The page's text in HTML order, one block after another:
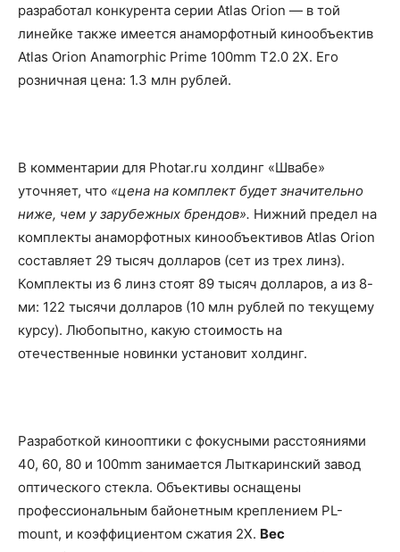
разработал конкурента серии Atlas Orion — в той
линейке также имеется анаморфотный кинообъектив
Atlas Orion Anamorphic Prime 100mm T2.0 2Х. Его
розничная цена: 1.3 млн рублей.
В комментарии для Photar.ru холдинг «Швабе»
уточняет, что «цена на комплект будет значительно
ниже, чем у зарубежных брендов». Нижний предел на
комплекты анаморфотных кинообъективов Atlas Orion
составляет 29 тысяч долларов (сет из трех линз).
Комплекты из 6 линз стоят 89 тысяч долларов, а из 8-
ми: 122 тысячи долларов (10 млн рублей по текущему
курсу). Любопытно, какую стоимость на
отечественные новинки установит холдинг.
Разработкой кинооптики с фокусными расстояниями
40, 60, 80 и 100mm занимается Лыткаринский завод
оптического стекла. Объективы оснащены
профессиональным байонетным креплением PL-
mount, и коэффициентом сжатия 2Х. Вес